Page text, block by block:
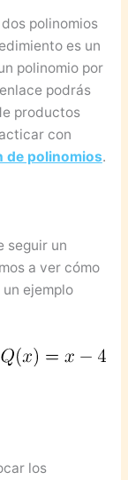
polinomios
es un
polinomio por
podrás
productos
con
de polinomios.
seguir un
a ver cómo
ejemplo
los